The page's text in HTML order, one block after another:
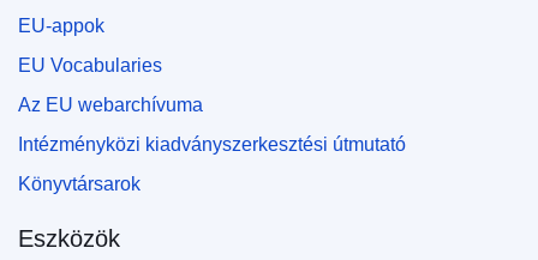
EU-appok
EU Vocabularies
Az EU webarchívuma
Intézményközi kiadványszerkesztési útmutató
Könyvtársarok
Eszközök